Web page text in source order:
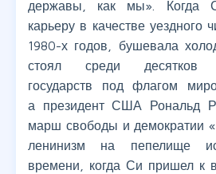
державы, как мы». Когда
карьеру в качестве уездного
1980-х годов, бушевала
стоял среди десятков
государств под флагом
а президент США Рональд
марш свободы и демократии
ленинизм на пепелище
времени, когда Си пришел к